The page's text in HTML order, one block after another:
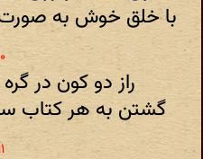
با خلق خوش به
راز دو کون در
گشتن به هر کتاب